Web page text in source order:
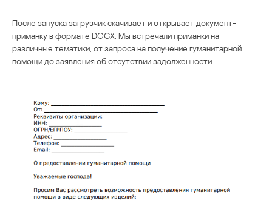
После запуска загрузчик скачивает и открывает документ-
приманку в формате DOCX. Мы встречали приманки на
различные тематики, от запроса на получение гуманитарной
помощи до заявления об отсутствии задолженности.